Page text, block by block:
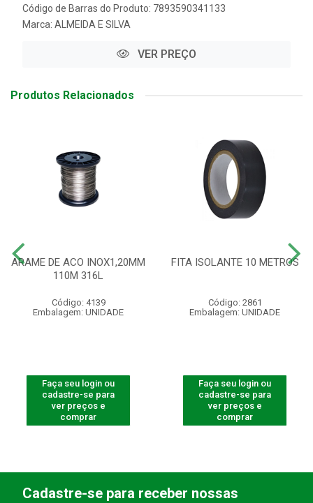
Código de Barras do Produto: 7893590341133
Marca: ALMEIDA E SILVA
VER PREÇO
Produtos Relacionados
ARAME DE ACO INOX1,20MM
110M 316L
Código: 4139
Embalagem: UNIDADE
Faça seu login ou
cadastre-se para
ver preços e
comprar
FITA ISOLANTE 10 METROS
Código: 2861
Embalagem: UNIDADE
Faça seu login ou
cadastre-se para
ver preços e
comprar
Cadastre-se para receber nossas